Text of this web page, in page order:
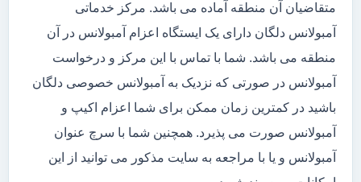
متقاضیان آن منطقه آماده می باشد. مرکز خدماتی
آمبولانس دلگان دارای یک ایستگاه اعزام آمبولانس در آن
منطقه می باشد. شما با تماس با این مرکز و درخواست
آمبولانس در صورتی که نزدیک به آمبولانس خصوصی دلگان
باشید در کمترین زمان ممکن برای شما اعزام اکیپ و
آمبولانس صورت می پذیرد. همچنین شما با سرچ عنوان
آمبولانس و یا با مراجعه به سایت مذکور می توانید از این